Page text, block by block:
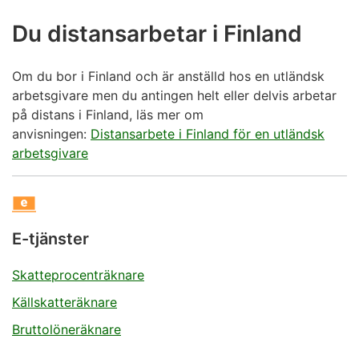
1
ANSÖK OM EN FINLÄNDSK
PERSONBETECKNING
Fyll i blankett 6150r
Blanketten undertecknas senare på
servicestället som du ska besöka personligen.
2
ANSÖK OM SKATTEKORT ELLER
Du distansarbetar i Finland
Om du bor i Finland och är anställd hos en utländsk
arbetsgivare men du antingen helt eller delvis arbetar
på distans i Finland, läs mer om
anvisningen: Distansarbete i Finland för en utländsk
arbetsgivare
E-tjänster
Skatteprocenträknare
Källskatteräknare
Bruttolöneräknare